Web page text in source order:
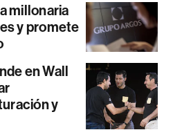
millonaria
y promete
en Wall
y